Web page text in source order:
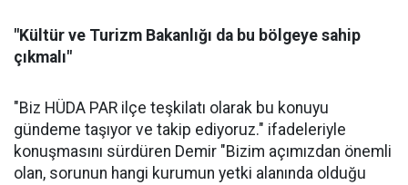
"Kültür ve Turizm Bakanlığı da bu bölgeye sahip
çıkmalı"
"Biz HÜDA PAR ilçe teşkilatı olarak bu konuyu
gündeme taşıyor ve takip ediyoruz." ifadeleriyle
konuşmasını sürdüren Demir "Bizim açımızdan önemli
olan, sorunun hangi kurumun yetki alanında olduğu